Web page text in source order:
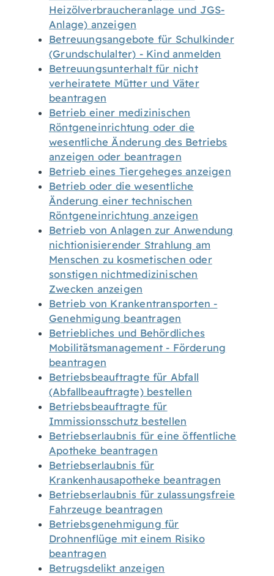
Heizölverbraucheranlage und JGS-
Anlage) anzeigen
Betreuungsangebote für Schulkinder
(Grundschulalter) - Kind anmelden
Betreuungsunterhalt für nicht
verheiratete Mütter und Väter
beantragen
Betrieb einer medizinischen
Röntgeneinrichtung oder die
wesentliche Änderung des Betriebs
anzeigen oder beantragen
Betrieb eines Tiergeheges anzeigen
Betrieb oder die wesentliche
Änderung einer technischen
Röntgeneinrichtung anzeigen
Betrieb von Anlagen zur Anwendung
nichtionisierender Strahlung am
Menschen zu kosmetischen oder
sonstigen nichtmedizinischen
Zwecken anzeigen
Betrieb von Krankentransporten -
Genehmigung beantragen
Betriebliches und Behördliches
Mobilitätsmanagement - Förderung
beantragen
Betriebsbeauftragte für Abfall
(Abfallbeauftragte) bestellen
Betriebsbeauftragte für
Immissionsschutz bestellen
Betriebserlaubnis für eine öffentliche
Apotheke beantragen
Betriebserlaubnis für
Krankenhausapotheke beantragen
Betriebserlaubnis für zulassungsfreie
Fahrzeuge beantragen
Betriebsgenehmigung für
Drohnenflüge mit einem Risiko
beantragen
Betrugsdelikt anzeigen